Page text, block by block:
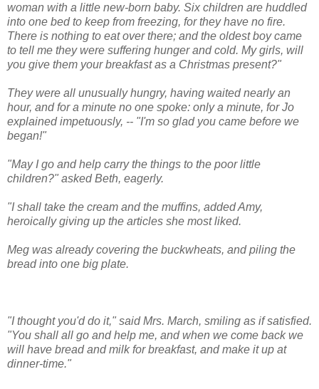
woman with a little new-born baby. Six children are huddled
into one bed to keep from freezing, for they have no fire.
There is nothing to eat over there; and the oldest boy came
to tell me they were suffering hunger and cold. My girls, will
you give them your breakfast as a Christmas present?"
They were all unusually hungry, having waited nearly an
hour, and for a minute no one spoke: only a minute, for Jo
explained impetuously, -- "I'm so glad you came before we
began!"
"May I go and help carry the things to the poor little
children?" asked Beth, eagerly.
"I shall take the cream and the muffins, added Amy,
heroically giving up the articles she most liked.
Meg was already covering the buckwheats, and piling the
bread into one big plate.
"I thought you'd do it," said Mrs. March, smiling as if satisfied.
"You shall all go and help me, and when we come back we
will have bread and milk for breakfast, and make it up at
dinner-time."